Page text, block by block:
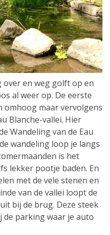
over en weg golft op en
al weer op. De eerste
omhoog maar vervolgens
Blanche-vallei. Hier
Wandeling van de Eau
wandeling loop je langs
is het
lekker pootje baden. En
met de vele stenen en
van de vallei loopt de
bij de brug. Deze steek
de parking waar je auto